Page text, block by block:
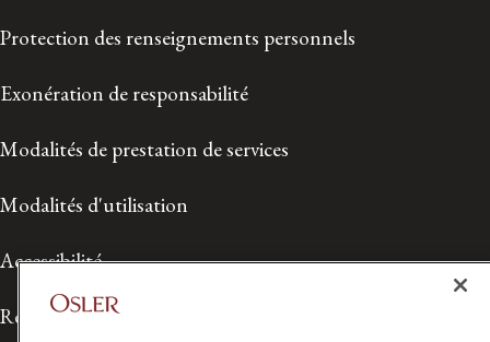
Protection des renseignements personnels
Exonération de responsabilité
Modalités de prestation de services
Modalités d'utilisation
Accessibilité
Relations avec les médias